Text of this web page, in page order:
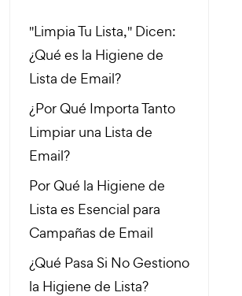
"Limpia Tu Lista," Dicen:
¿Qué es la Higiene de
Lista de Email?
¿Por Qué Importa Tanto
Limpiar una Lista de
Email?
Por Qué la Higiene de
Lista es Esencial para
Campañas de Email
¿Qué Pasa Si No Gestiono
la Higiene de Lista?